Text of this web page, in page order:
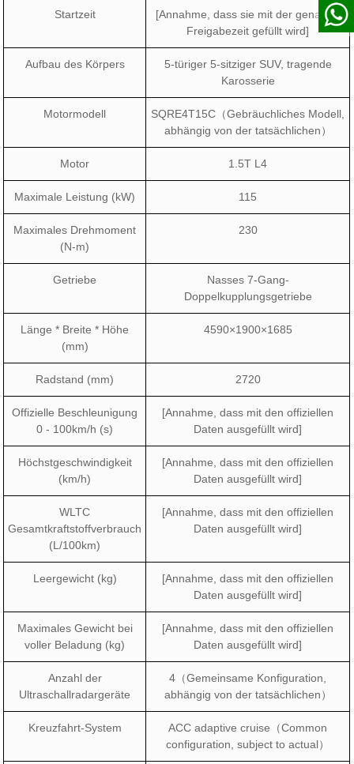
Startzeit
[Annahme, dass sie mit der genauen
Freigabezeit gefüllt wird]
Aufbau des Körpers
5-türiger 5-sitziger SUV, tragende
Karosserie
Motormodell
SQRE4T15C（Gebräuchliches Modell,
abhängig von der tatsächlichen）
Motor 1.5T L4
Maximale Leistung (kW) 115
Maximales Drehmoment
(N-m)
230
Getriebe
Nasses 7-Gang-
Doppelkupplungsgetriebe
Länge * Breite * Höhe
(mm)
4590×1900×1685
Radstand (mm) 2720
Offizielle Beschleunigung
0 - 100km/h (s)
[Annahme, dass mit den offiziellen
Daten ausgefüllt wird]
Höchstgeschwindigkeit
(km/h)
[Annahme, dass mit den offiziellen
Daten ausgefüllt wird]
WLTC
Gesamtkraftstoffverbrauch
(L/100km)
[Annahme, dass mit den offiziellen
Daten ausgefüllt wird]
Leergewicht (kg)
[Annahme, dass mit den offiziellen
Daten ausgefüllt wird]
Maximales Gewicht bei
voller Beladung (kg)
[Annahme, dass mit den offiziellen
Daten ausgefüllt wird]
Anzahl der
Ultraschallradargeräte
4（Gemeinsame Konfiguration,
abhängig von der tatsächlichen）
Kreuzfahrt-System
ACC adaptive cruise（Common
configuration, subject to actual）